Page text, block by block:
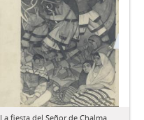
La fiesta del Señor de Chalma